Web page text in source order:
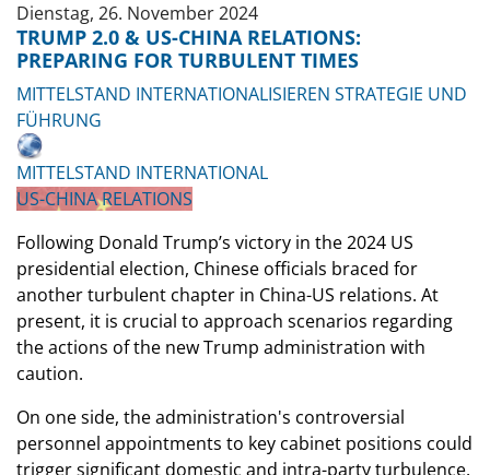
Dienstag, 26. November 2024
TRUMP 2.0 & US-CHINA RELATIONS:
PREPARING FOR TURBULENT TIMES
MITTELSTAND INTERNATIONALISIEREN STRATEGIE UND
FÜHRUNG
MITTELSTAND INTERNATIONAL
US-CHINA RELATIONS
Following Donald Trump’s victory in the 2024 US
presidential election, Chinese officials braced for
another turbulent chapter in China-US relations. At
present, it is crucial to approach scenarios regarding
the actions of the new Trump administration with
caution.
On one side, the administration's controversial
personnel appointments to key cabinet positions could
trigger significant domestic and intra-party turbulence.